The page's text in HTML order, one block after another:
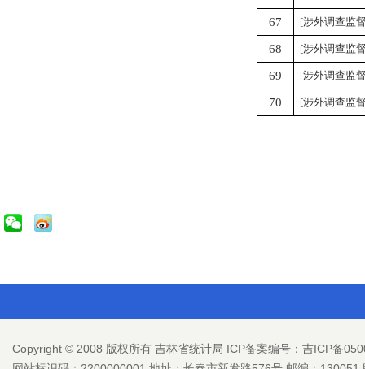
67 [涉外调查监
68 [涉外调查监
69 [涉外调查监
70 [涉外调查监